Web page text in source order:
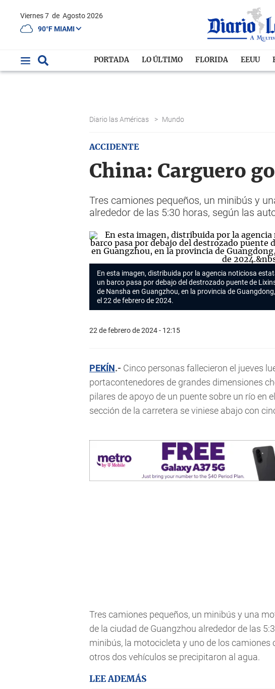
Viernes 7 de Agosto 2026
90°F MIAMI
PORTADA LO ÚLTIMO FLORIDA EEUU
Diario las Américas > Mundo
ACCIDENTE
China: Carguero
Tres camiones pequeños, un minibús y
alrededor de las 5:30 horas, según las
En esta imagen, distribuida por la agencia noticiosa
un barco pasa por debajo del destrozado puente de
de Nansha en Guangzhou, en la provincia de
el 22 de febrero de 2024.
22 de febrero de 2024 - 12:15
PEKÍN.- Cinco personas fallecieron el jueves
portacontenedores de grandes dimensiones
pilares de apoyo de un puente sobre un río en
sección de la carretera se viniese abajo con
Tres camiones pequeños, un minibús y una
de la ciudad de Guangzhou alrededor de las
minibús, la motocicleta y uno de los camiones
otros dos vehículos se precipitaron al agua.
LEE ADEMÁS